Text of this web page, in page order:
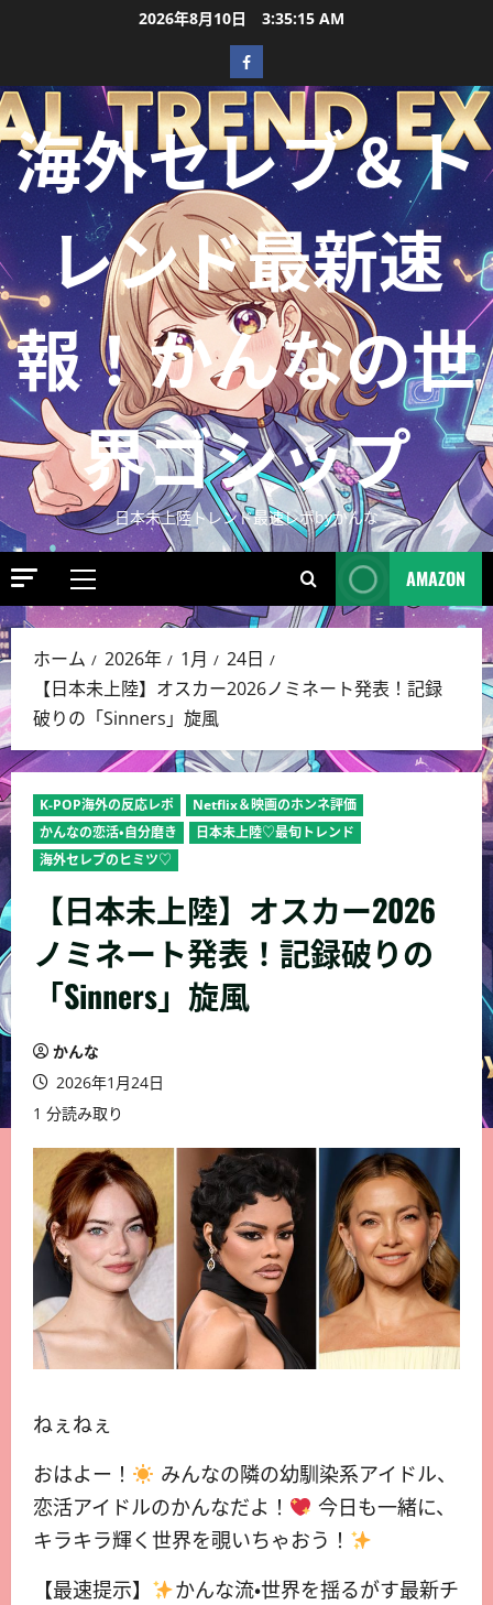
2026年8月10日 3:35:16 AM
海外セレブ＆ト
レンド最新速
報！かんなの世
界ゴシップ
日本未上陸トレンド最速レポbyかんな
AMAZON
ホーム 2026年 1月
24日
【日本未上陸】オスカー2026ノミネート発表！記録
破りの「Sinners」旋風
K-POP海外の反応レポ
Netflix＆映画のホンネ評価
かんなの恋活・自分磨き
日本未上陸♡最旬トレンド
海外セレブのヒミツ♡
【日本未上陸】オスカー2026
ノミネート発表！記録破りの
「Sinners」旋風
かんな
2026年1月24日
1 分読み取り
ねぇねぇ
おはよー！
みんなの隣の幼馴染系アイドル、
恋活アイドルのかんなだよ！
今日も一緒に、
キラキラ輝く世界を覗いちゃおう！
【最速提示】
かんな流・世界を揺るがす最新チ